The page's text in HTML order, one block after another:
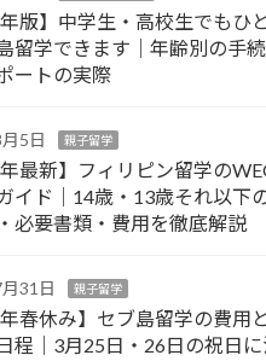
年版】中学生・高校生でもひ
留学できます｜年齢別の手
ートの実際
5日 親子留学
年最新】フィリピン留学の
イド｜14歳・13歳それ以下
必要書類・費用を徹底解説
31日 親子留学
年春休み】セブ島留学の費用
程｜3月25日・26日の祝日に